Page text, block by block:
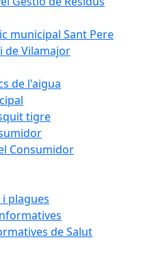
municipal Sant Pere
de Vilamajor
de l'aigua
tigre
Consumidor
plagues
de Salut